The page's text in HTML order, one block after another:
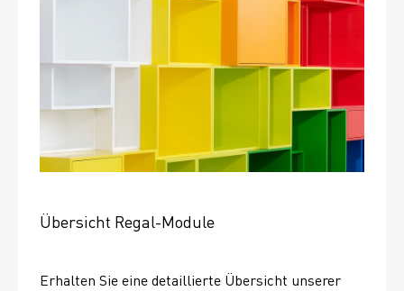
Übersicht Regal-Module
Erhalten Sie eine detaillierte Übersicht unserer